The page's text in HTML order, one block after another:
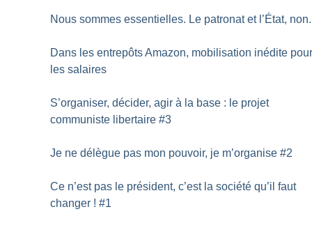
Nous sommes essentielles. Le patronat et l’État, non.
Dans les entrepôts Amazon, mobilisation inédite
les salaires
S’organiser, décider, agir à la base : le projet
communiste libertaire #3
Je ne délègue pas mon pouvoir, je m’organise #2
Ce n’est pas le président, c’est la société qu’il faut
changer ! #1